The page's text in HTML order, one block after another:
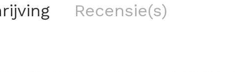
Recensie(s)